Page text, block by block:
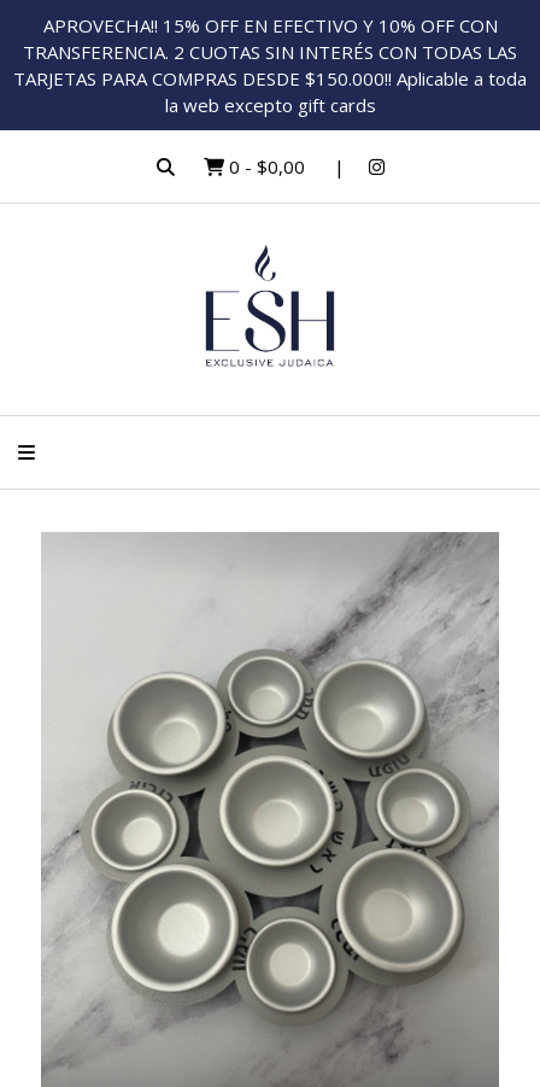
APROVECHA!! 15% OFF EN EFECTIVO Y 10% OFF CON
TRANSFERENCIA. 2 CUOTAS SIN INTERÉS CON TODAS LAS
TARJETAS PARA COMPRAS DESDE $150.000!! Aplicable a toda
la web excepto gift cards
0 - $0,00